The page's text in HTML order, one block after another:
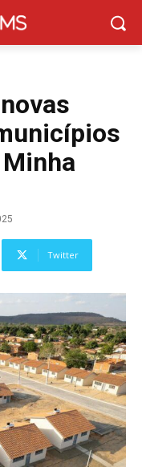
Twitter